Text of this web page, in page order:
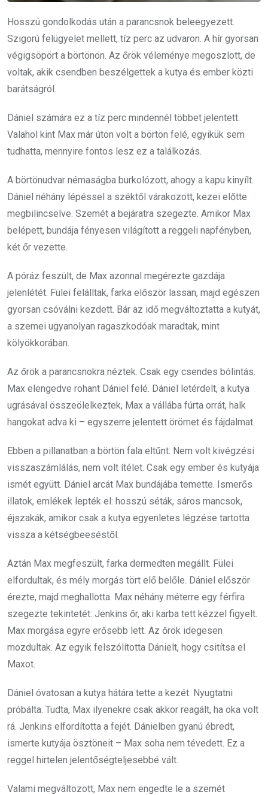
Hosszú gondolkodás után a parancsnok beleegyezett.
Szigorú felügyelet mellett, tíz perc az udvaron. A hír gyorsan
végigsöpört a börtönön. Az őrök véleménye megoszlott, de
voltak, akik csendben beszélgettek a kutya és ember közti
barátságról.
Dániel számára ez a tíz perc mindennél többet jelentett.
Valahol kint Max már úton volt a börtön felé, egyikük sem
tudhatta, mennyire fontos lesz ez a találkozás.
A börtönudvar némaságba burkolózott, ahogy a kapu kinyílt.
Dániel néhány lépéssel a széktől várakozott, kezei előtte
megbilincselve. Szemét a bejáratra szegezte. Amikor Max
belépett, bundája fényesen világított a reggeli napfényben,
két őr vezette.
A póráz feszült, de Max azonnal megérezte gazdája
jelenlétét. Fülei felálltak, farka először lassan, majd egészen
gyorsan csóválni kezdett. Bár az idő megváltoztatta a kutyát,
a szemei ugyanolyan ragaszkodóak maradtak, mint
kölyökkorában.
Az őrök a parancsnokra néztek. Csak egy csendes bólintás.
Max elengedve rohant Dániel felé. Dániel letérdelt, a kutya
ugrásával összeölelkeztek, Max a vállába fúrta orrát, halk
hangokat adva ki – egyszerre jelentett örömet és fájdalmat.
Ebben a pillanatban a börtön fala eltűnt. Nem volt kivégzési
visszaszámlálás, nem volt ítélet. Csak egy ember és kutyája
ismét együtt. Dániel arcát Max bundájába temette. Ismerős
illatok, emlékek lepték el: hosszú séták, sáros mancsok,
éjszakák, amikor csak a kutya egyenletes légzése tartotta
vissza a kétségbeeséstől.
Aztán Max megfeszült, farka dermedten megállt. Fülei
elfordultak, és mély morgás tört elő belőle. Dániel először
érezte, majd meghallotta. Max néhány méterre egy férfira
szegezte tekintetét: Jenkins őr, aki karba tett kézzel figyelt.
Max morgása egyre erősebb lett. Az őrök idegesen
mozdultak. Az egyik felszólította Dánielt, hogy csitítsa el
Maxot.
Dániel óvatosan a kutya hátára tette a kezét. Nyugtatni
próbálta. Tudta, Max ilyenekre csak akkor reagált, ha oka volt
rá. Jenkins elfordította a fejét. Dánielben gyanú ébredt,
ismerte kutyája ösztöneit – Max soha nem tévedett. Ez a
reggel hirtelen jelentőségteljesebbé vált.
Valami megváltozott, Max nem engedte le a szemét